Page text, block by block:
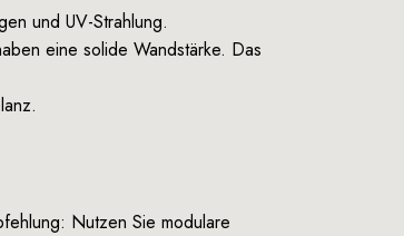
und UV-Strahlung.
eine solide Wandstärke. Das
Nutzen Sie modulare